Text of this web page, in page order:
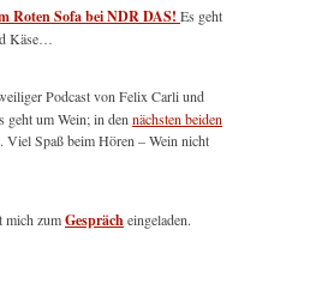
Roten Sofa bei NDR DAS! Es geht
Käse…
Podcast von Felix Carli und
geht um Wein; in den nächsten beiden
Viel Spaß beim Hören – Wein nicht
mich zumGesprächeingeladen.